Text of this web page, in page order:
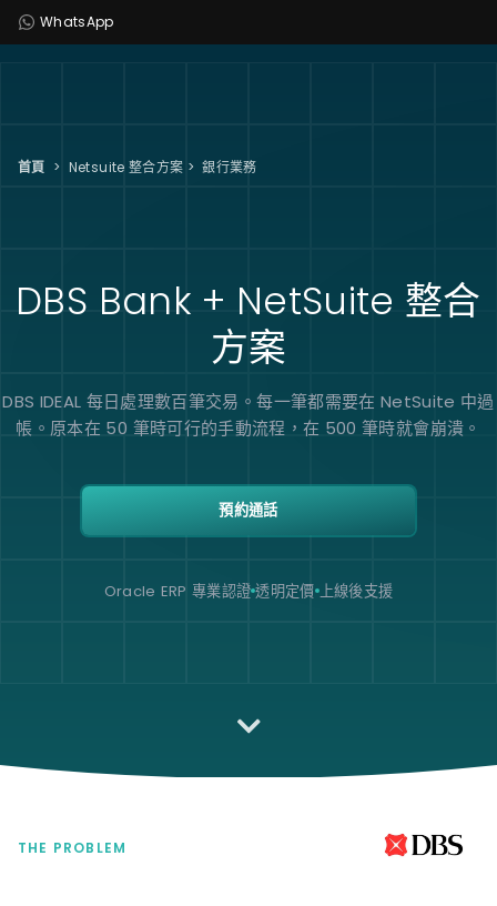
WhatsApp
首頁 > Netsuite 整合方案 > 銀行業務
DBS Bank + NetSuite 整合
方案
DBS IDEAL 每日處理數百筆交易。每一筆都需要在 NetSuite 中過
帳。原本在 50 筆時可行的手動流程，在 500 筆時就會崩潰。
預約通話
Oracle ERP 專業認證 透明定價 上線後支援
THE PROBLEM